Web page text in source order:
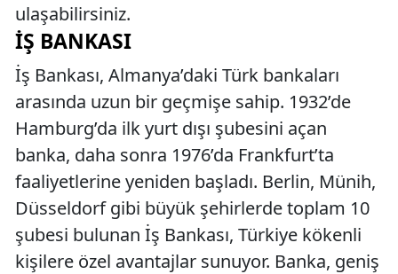
ulaşabilirsiniz.
İŞ BANKASI
İş Bankası, Almanya’daki Türk bankaları
arasında uzun bir geçmişe sahip. 1932’de
Hamburg’da ilk yurt dışı şubesini açan
banka, daha sonra 1976’da Frankfurt’ta
faaliyetlerine yeniden başladı. Berlin, Münih,
Düsseldorf gibi büyük şehirlerde toplam 10
şubesi bulunan İş Bankası, Türkiye kökenli
kişilere özel avantajlar sunuyor. Banka, geniş